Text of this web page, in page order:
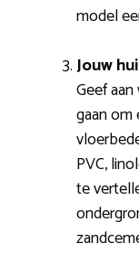
model
Jouw
Geef
gaan
PVC,
te